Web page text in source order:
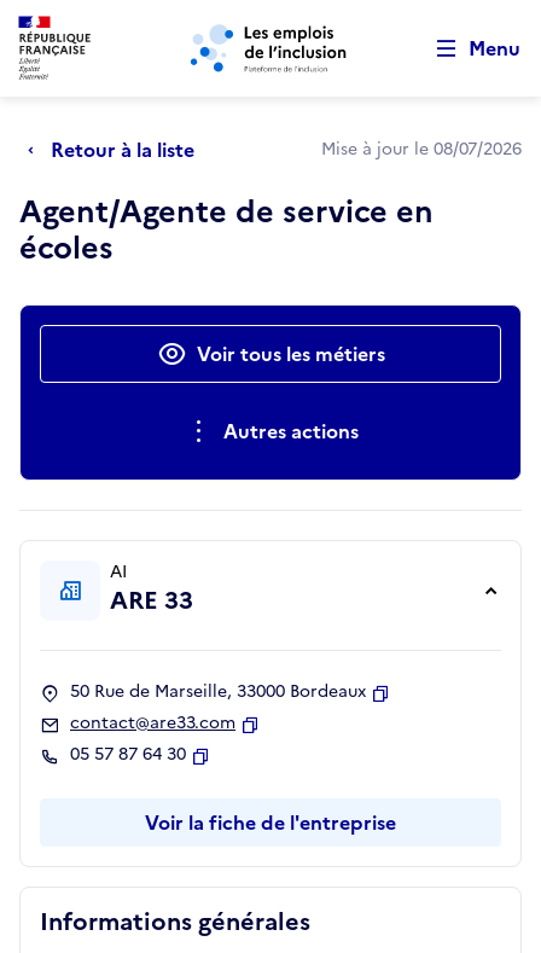
Aller au menu principal Aller au contenu principal
Menu
Retour à la liste Mise à jour le 08/07/2026
Agent/Agente de service en
écoles
Actions rapidesVoir tous les métiers
Autres actions
Informations générales
AI
ARE 33
50 Rue de Marseille, 33000 Bordeaux
contact@are33.com
05 57 87 64 30
Voir la fiche de l'entreprise
Retour au début de la page
Panneau de gestion des cookies